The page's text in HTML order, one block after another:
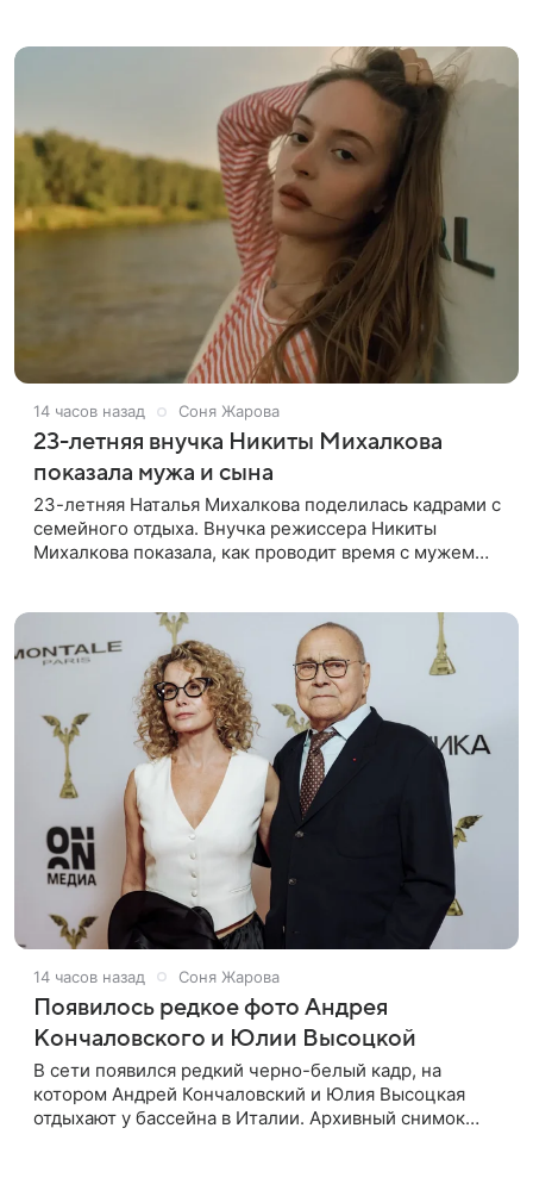
14 часов назад Соня Жарова
23-летняя внучка Никиты Михалкова
показала мужа и сына
23-летняя Наталья Михалкова поделилась кадрами с
семейного отдыха. Внучка режиссера Никиты
Михалкова показала, как проводит время с мужем
14 часов назад Соня Жарова
Появилось редкое фото Андрея
Кончаловского и Юлии Высоцкой
В сети появился редкий черно-белый кадр, на
котором Андрей Кончаловский и Юлия Высоцкая
отдыхают у бассейна в Италии. Архивный снимок